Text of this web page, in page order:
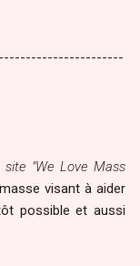
"We Love Mass
visant à aider
possible et aussi